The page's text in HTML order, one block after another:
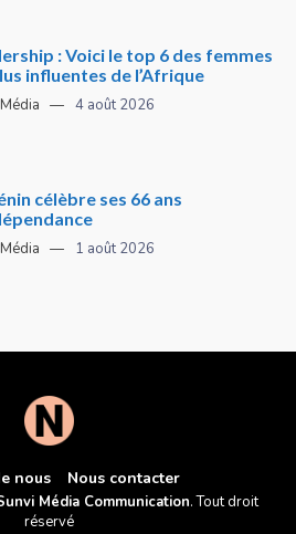
: Voici le top 6 des femmes
influentes de l’Afrique
4 août 2026
célèbre ses 66 ans
1 août 2026
nous Nous contacter
Média Communication. Tout droit
réservé